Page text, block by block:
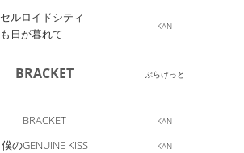
セルロイドシティ
も日が暮れて
KAN
BRACKET ぶらけっと
BRACKET KAN
僕のGENUINE KISS KAN